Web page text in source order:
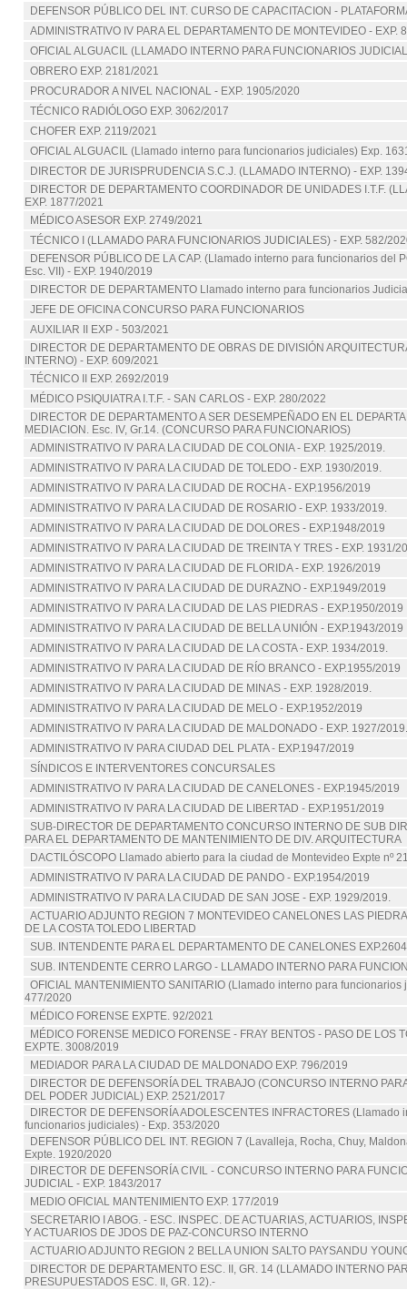
DEFENSOR PÚBLICO DEL INT. CURSO DE CAPACITACION -
ADMINISTRATIVO IV PARA EL DEPARTAMENTO DE MONTEVIDEO - EXP.
OFICIAL ALGUACIL (LLAMADO INTERNO PARA FUNCIONARIOS
OBRERO EXP. 2181/2021
PROCURADOR A NIVEL NACIONAL - EXP. 1905/2020
TÉCNICO RADIÓLOGO EXP. 3062/2017
CHOFER EXP. 2119/2021
OFICIAL ALGUACIL (Llamado interno para funcionarios judiciales) Exp.
DIRECTOR DE JURISPRUDENCIA S.C.J. (LLAMADO INTERNO) - EXP.
DIRECTOR DE DEPARTAMENTO COORDINADOR DE UNIDADES I.T.F.
EXP. 1877/2021
MÉDICO ASESOR EXP. 2749/2021
TÉCNICO I (LLAMADO PARA FUNCIONARIOS JUDICIALES) - EXP. 582/
DEFENSOR PÚBLICO DE LA CAP. (Llamado interno para funcionarios del
Esc. VII) - EXP. 1940/2019
DIRECTOR DE DEPARTAMENTO Llamado interno para funcionarios
JEFE DE OFICINA CONCURSO PARA FUNCIONARIOS
AUXILIAR II EXP - 503/2021
DIRECTOR DE DEPARTAMENTO DE OBRAS DE DIVISIÓN
INTERNO) - EXP. 609/2021
TÉCNICO II EXP. 2692/2019
MÉDICO PSIQUIATRA I.T.F. - SAN CARLOS - EXP. 280/2022
DIRECTOR DE DEPARTAMENTO A SER DESEMPEÑADO EN EL
MEDIACION. Esc. IV, Gr.14. (CONCURSO PARA FUNCIONARIOS)
ADMINISTRATIVO IV PARA LA CIUDAD DE COLONIA - EXP. 1925/2019.
ADMINISTRATIVO IV PARA LA CIUDAD DE TOLEDO - EXP. 1930/2019.
ADMINISTRATIVO IV PARA LA CIUDAD DE ROCHA - EXP.1956/2019
ADMINISTRATIVO IV PARA LA CIUDAD DE ROSARIO - EXP. 1933/2019.
ADMINISTRATIVO IV PARA LA CIUDAD DE DOLORES - EXP.1948/2019
ADMINISTRATIVO IV PARA LA CIUDAD DE TREINTA Y TRES - EXP. 1931/
ADMINISTRATIVO IV PARA LA CIUDAD DE FLORIDA - EXP. 1926/2019
ADMINISTRATIVO IV PARA LA CIUDAD DE DURAZNO - EXP.1949/2019
ADMINISTRATIVO IV PARA LA CIUDAD DE LAS PIEDRAS - EXP.1950/2019
ADMINISTRATIVO IV PARA LA CIUDAD DE BELLA UNIÓN - EXP.1943/2019
ADMINISTRATIVO IV PARA LA CIUDAD DE LA COSTA - EXP. 1934/2019.
ADMINISTRATIVO IV PARA LA CIUDAD DE RÍO BRANCO - EXP.1955/2019
ADMINISTRATIVO IV PARA LA CIUDAD DE MINAS - EXP. 1928/2019.
ADMINISTRATIVO IV PARA LA CIUDAD DE MELO - EXP.1952/2019
ADMINISTRATIVO IV PARA LA CIUDAD DE MALDONADO - EXP. 1927/
ADMINISTRATIVO IV PARA CIUDAD DEL PLATA - EXP.1947/2019
SÍNDICOS E INTERVENTORES CONCURSALES
ADMINISTRATIVO IV PARA LA CIUDAD DE CANELONES - EXP.1945/2019
ADMINISTRATIVO IV PARA LA CIUDAD DE LIBERTAD - EXP.1951/2019
SUB-DIRECTOR DE DEPARTAMENTO CONCURSO INTERNO DE SUB
PARA EL DEPARTAMENTO DE MANTENIMIENTO DE DIV. ARQUITECTURA
DACTILÓSCOPO Llamado abierto para la ciudad de Montevideo Expte nº
ADMINISTRATIVO IV PARA LA CIUDAD DE PANDO - EXP.1954/2019
ADMINISTRATIVO IV PARA LA CIUDAD DE SAN JOSE - EXP. 1929/2019.
ACTUARIO ADJUNTO REGION 7 MONTEVIDEO CANELONES LAS
DE LA COSTA TOLEDO LIBERTAD
SUB. INTENDENTE PARA EL DEPARTAMENTO DE CANELONES
SUB. INTENDENTE CERRO LARGO - LLAMADO INTERNO PARA
OFICIAL MANTENIMIENTO SANITARIO (Llamado interno para funcionarios
477/2020
MÉDICO FORENSE EXPTE. 92/2021
MÉDICO FORENSE MEDICO FORENSE - FRAY BENTOS - PASO DE LOS
EXPTE. 3008/2019
MEDIADOR PARA LA CIUDAD DE MALDONADO EXP. 796/2019
DIRECTOR DE DEFENSORÍA DEL TRABAJO (CONCURSO INTERNO
DEL PODER JUDICIAL) EXP. 2521/2017
DIRECTOR DE DEFENSORÍA ADOLESCENTES INFRACTORES (Llamado
funcionarios judiciales) - Exp. 353/2020
DEFENSOR PÚBLICO DEL INT. REGION 7 (Lavalleja, Rocha, Chuy,
Expte. 1920/2020
DIRECTOR DE DEFENSORÍA CIVIL - CONCURSO INTERNO PARA
JUDICIAL - EXP. 1843/2017
MEDIO OFICIAL MANTENIMIENTO EXP. 177/2019
SECRETARIO I ABOG. - ESC. INSPEC. DE ACTUARIAS, ACTUARIOS,
Y ACTUARIOS DE JDOS DE PAZ-CONCURSO INTERNO
ACTUARIO ADJUNTO REGION 2 BELLA UNION SALTO PAYSANDU
DIRECTOR DE DEPARTAMENTO ESC. II, GR. 14 (LLAMADO INTERNO
PRESUPUESTADOS ESC. II, GR. 12).-